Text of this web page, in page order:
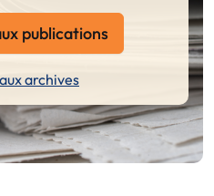
publications
archives